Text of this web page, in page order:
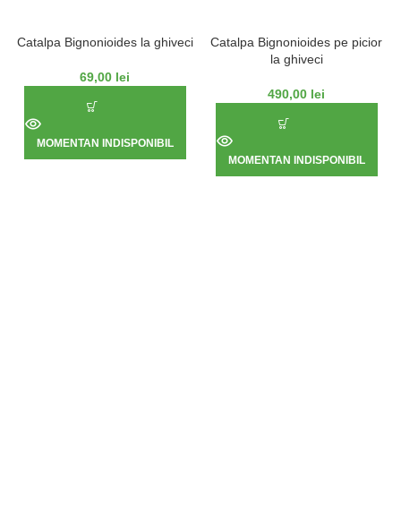
Catalpa Bignonioides la ghiveci
69,00 lei
MOMENTAN INDISPONIBIL
Catalpa Bignonioides pe picior
la ghiveci
490,00 lei
MOMENTAN INDISPONIBIL